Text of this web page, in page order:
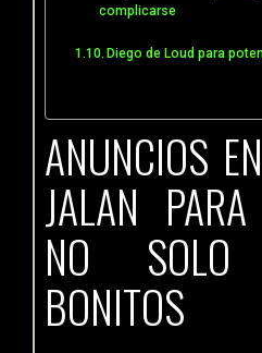
complicarse
Diego de Loud para
ANUNCIOS
JALAN
NO
BONITOS